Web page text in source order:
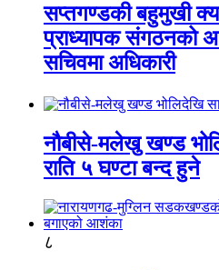
सप्तगण्डकी बहुमुखी
प्राध्यापक संगठनको
सचिवमा अधिकारी
नौबीसे-मलेखु खण्ड
राति ५ घण्टा बन्द हुने
८